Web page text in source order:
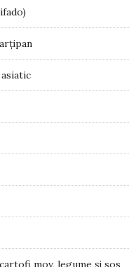
mov, legume și sos